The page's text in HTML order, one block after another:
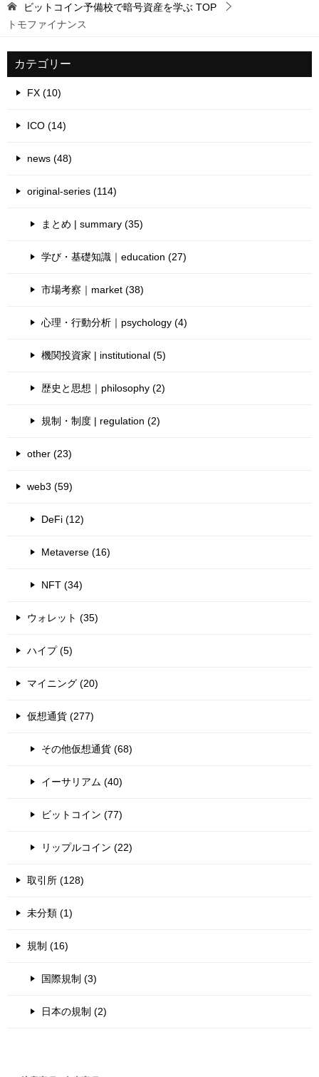
ビットコイン予備校で暗号資産を学ぶ TOP
トモファイナンス
カテゴリー
FX (10)
ICO (14)
news (48)
original-series (114)
まとめ | summary (35)
学び・基礎知識｜education (27)
市場考察｜market (38)
心理・行動分析｜psychology (4)
機関投資家 | institutional (5)
歴史と思想｜philosophy (2)
規制・制度 | regulation (2)
other (23)
web3 (59)
DeFi (12)
Metaverse (16)
NFT (34)
ウォレット (35)
ハイプ (5)
マイニング (20)
仮想通貨 (277)
その他仮想通貨 (68)
イーサリアム (40)
ビットコイン (77)
リップルコイン (22)
取引所 (128)
未分類 (1)
規制 (16)
国際規制 (3)
日本の規制 (2)